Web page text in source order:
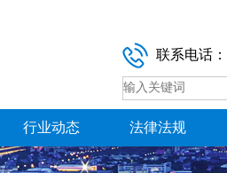
联系电话：
行业动态 法律法规